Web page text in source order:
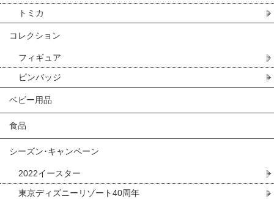
トミカ
コレクション
フィギュア
ピンバッジ
ベビー用品
食品
シーズン･キャンペーン
2022イースター
東京ディズニーリゾート40周年